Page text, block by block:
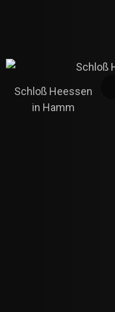
Schloß Heessen
in Hamm